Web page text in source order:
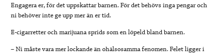
Engagera er, för det uppskattar barnen. För det behövs inga pengar och
ni behöver inte ge upp mer än er tid.
E-cigarretter och marijuana sprids som en löpeld bland barnen.
– Ni måste vara mer lockande än ohälsosamma fenomen. Felet ligger i